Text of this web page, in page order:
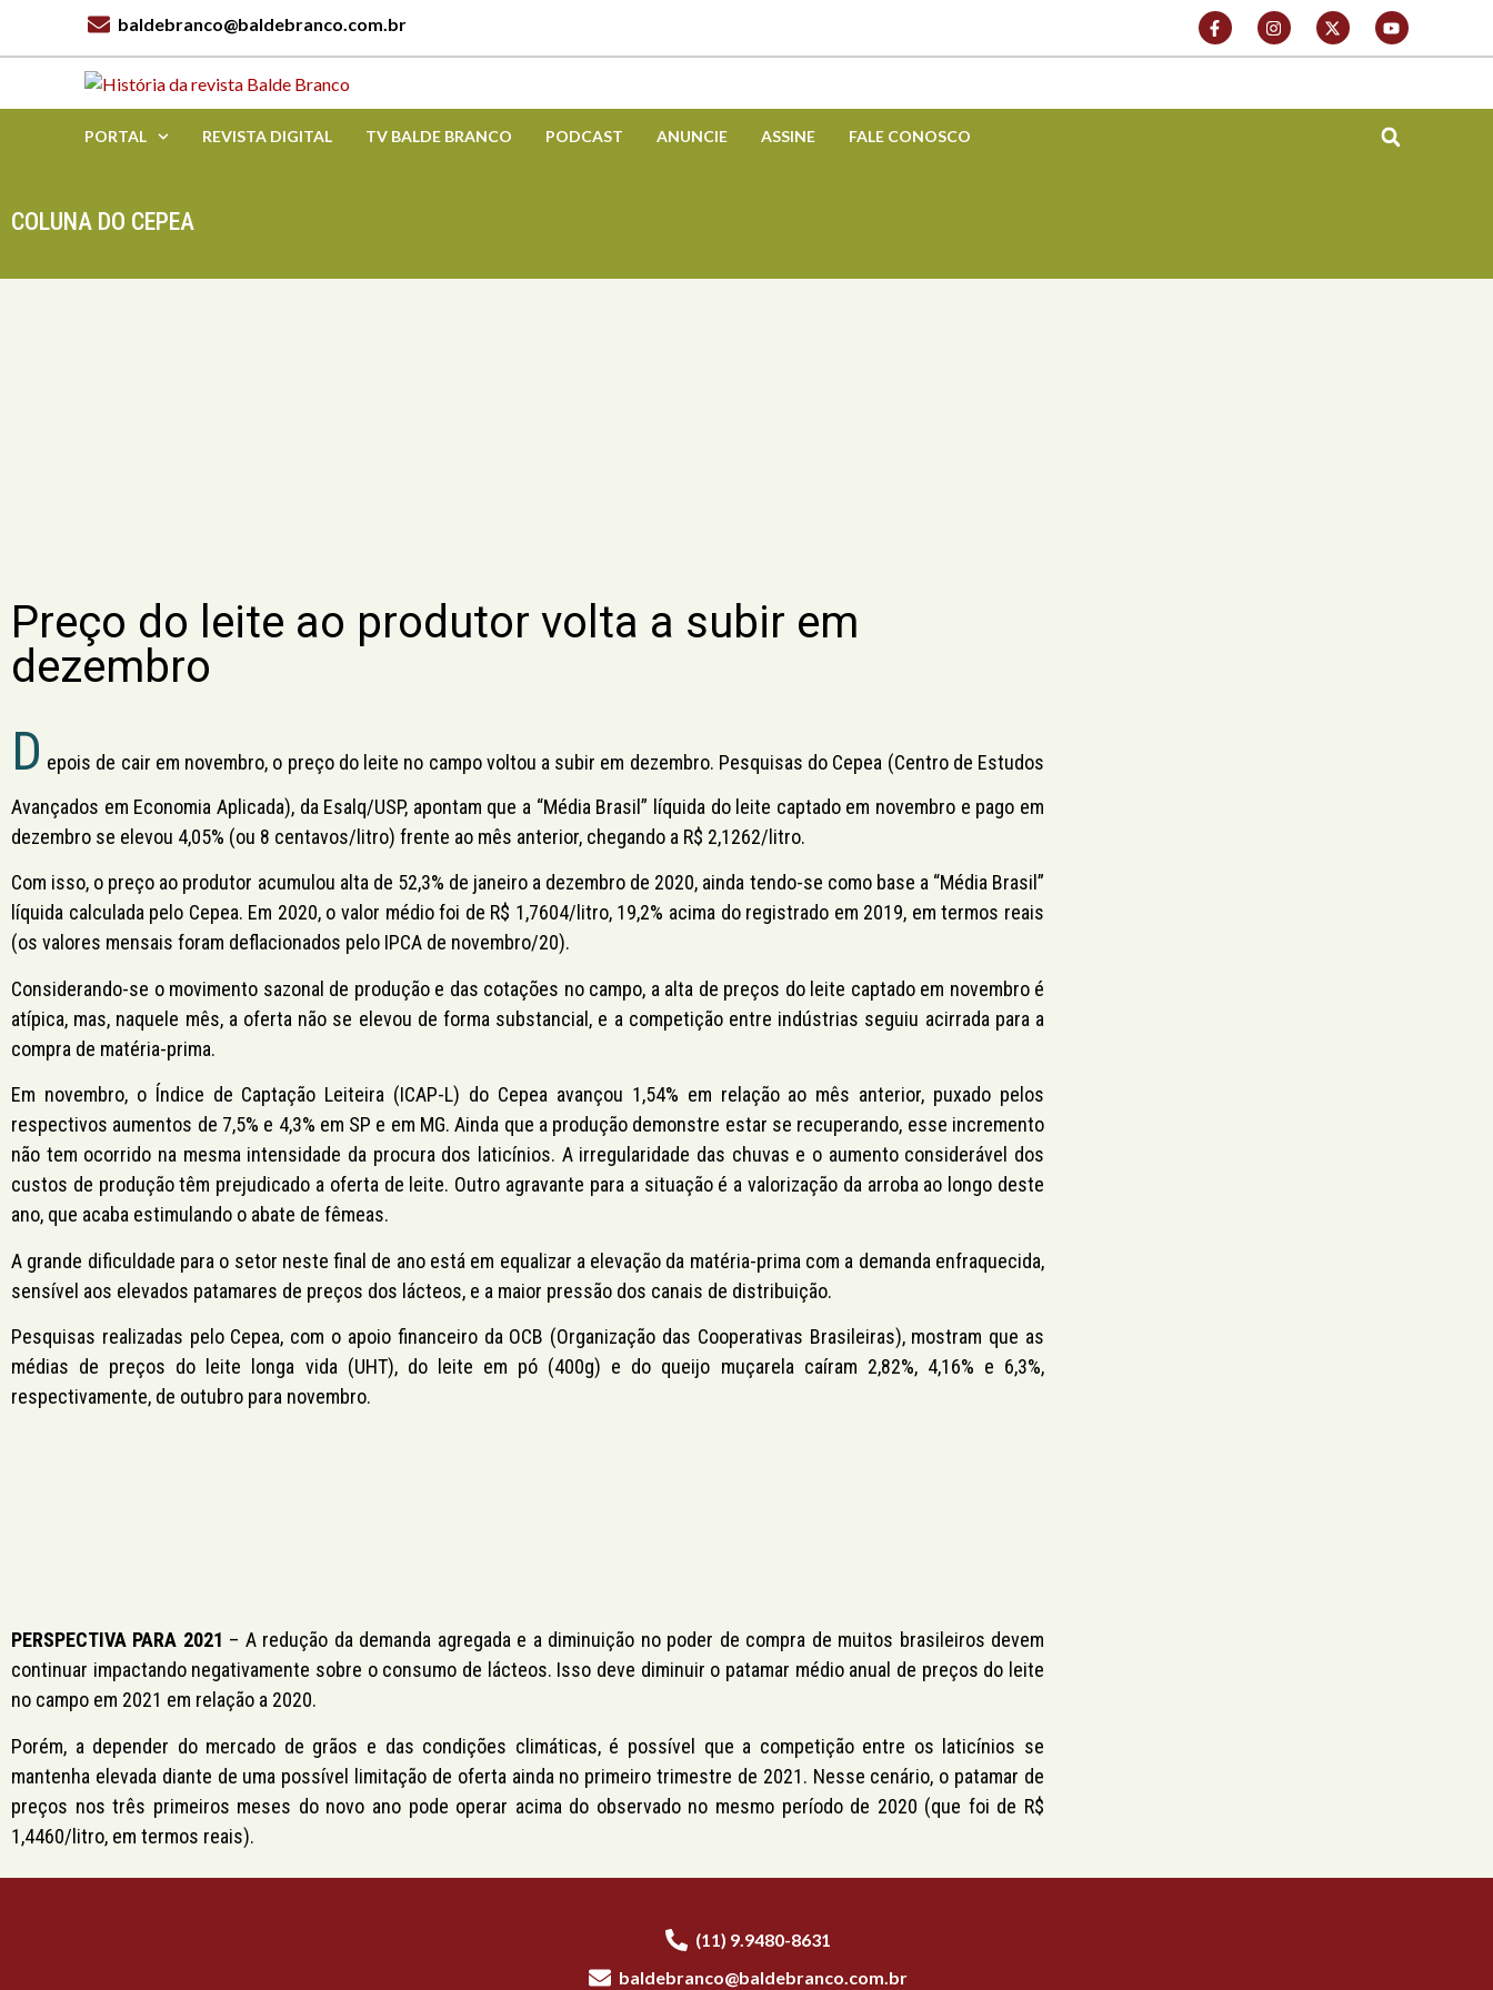
baldebranco@baldebranco.com.br
PORTAL REVISTA DIGITAL TV BALDE BRANCO PODCAST ANUNCIE ASSINE FALE CONOSCO
COLUNA DO CEPEA
Preço do leite ao produtor volta a subir em
dezembro
D epois de cair em novembro, o preço do leite no campo voltou a subir em dezembro. Pesquisas do Cepea (Centro de Estudos
Avançados em Economia Aplicada), da Esalq/USP, apontam que a “Média Brasil” líquida do leite captado em novembro e pago em
dezembro se elevou 4,05% (ou 8 centavos/litro) frente ao mês anterior, chegando a R$ 2,1262/litro.
Com isso, o preço ao produtor acumulou alta de 52,3% de janeiro a dezembro de 2020, ainda tendo-se como base a “Média Brasil”
líquida calculada pelo Cepea. Em 2020, o valor médio foi de R$ 1,7604/litro, 19,2% acima do registrado em 2019, em termos reais
(os valores mensais foram deflacionados pelo IPCA de novembro/20).
Considerando-se o movimento sazonal de produção e das cotações no campo, a alta de preços do leite captado em novembro é
atípica, mas, naquele mês, a oferta não se elevou de forma substancial, e a competição entre indústrias seguiu acirrada para a
compra de matéria-prima.
Em novembro, o Índice de Captação Leiteira (ICAP-L) do Cepea avançou 1,54% em relação ao mês anterior, puxado pelos
respectivos aumentos de 7,5% e 4,3% em SP e em MG. Ainda que a produção demonstre estar se recuperando, esse incremento
não tem ocorrido na mesma intensidade da procura dos laticínios. A irregularidade das chuvas e o aumento considerável dos
custos de produção têm prejudicado a oferta de leite. Outro agravante para a situação é a valorização da arroba ao longo deste
ano, que acaba estimulando o abate de fêmeas.
A grande dificuldade para o setor neste final de ano está em equalizar a elevação da matéria-prima com a demanda enfraquecida,
sensível aos elevados patamares de preços dos lácteos, e a maior pressão dos canais de distribuição.
Pesquisas realizadas pelo Cepea, com o apoio financeiro da OCB (Organização das Cooperativas Brasileiras), mostram que as
médias de preços do leite longa vida (UHT), do leite em pó (400g) e do queijo muçarela caíram 2,82%, 4,16% e 6,3%,
respectivamente, de outubro para novembro.
PERSPECTIVA PARA 2021 – A redução da demanda agregada e a diminuição no poder de compra de muitos brasileiros devem
continuar impactando negativamente sobre o consumo de lácteos. Isso deve diminuir o patamar médio anual de preços do leite
no campo em 2021 em relação a 2020.
Porém, a depender do mercado de grãos e das condições climáticas, é possível que a competição entre os laticínios se
mantenha elevada diante de uma possível limitação de oferta ainda no primeiro trimestre de 2021. Nesse cenário, o patamar de
preços nos três primeiros meses do novo ano pode operar acima do observado no mesmo período de 2020 (que foi de R$
1,4460/litro, em termos reais).
(11) 9.9480-8631
baldebranco@baldebranco.com.br